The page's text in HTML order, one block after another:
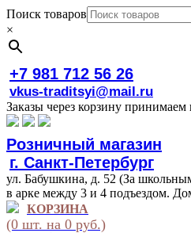
Поиск товаров
×
+7 981 712 56 26
vkus-traditsyi@mail.ru
Заказы через корзину принимаем
Розничный магазин
г. Санкт-Петербург
ул. Бабушкина, д. 52 (За
в арке между 3 и 4 подъездом.
КОРЗИНА
(0 шт. на 0 руб.)